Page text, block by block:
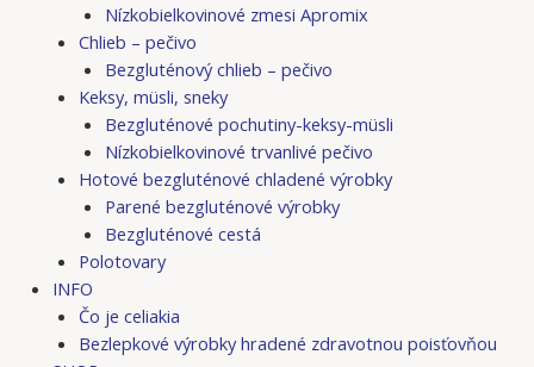
Nízkobielkovinové zmesi Apromix
Chlieb – pečivo
Bezgluténový chlieb – pečivo
Keksy, müsli, sneky
Bezgluténové pochutiny-keksy-müsli
Nízkobielkovinové trvanlivé pečivo
Hotové bezgluténové chladené výrobky
Parené bezgluténové výrobky
Bezgluténové cestá
Polotovary
INFO
Čo je celiakia
Bezlepkové výrobky hradené zdravotnou poisťovňou